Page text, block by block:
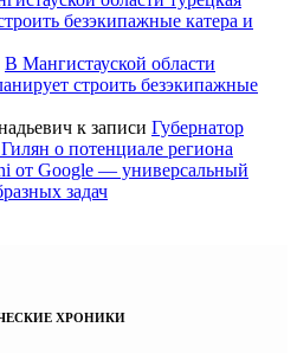
безэкипажные катера и
В Мангистауской области
строить безэкипажные
к записи Губернатор
о потенциале региона
от Google — универсальный
задач
ХРОНИКИ